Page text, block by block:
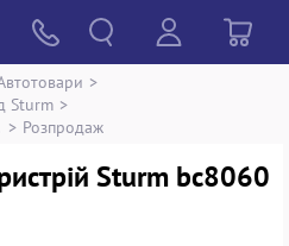
>
Sturm >
> Розпродаж
Sturm bc8060